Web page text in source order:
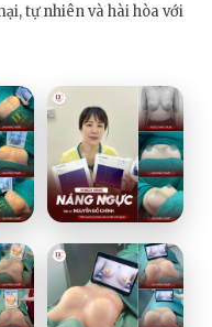
tự nhiên và hài hòa với